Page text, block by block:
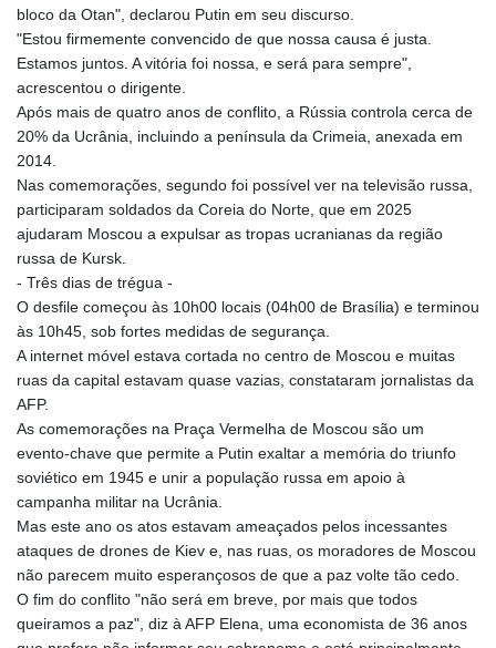
bloco da Otan", declarou Putin em seu discurso.
"Estou firmemente convencido de que nossa causa é justa.
Estamos juntos. A vitória foi nossa, e será para sempre",
acrescentou o dirigente.
Após mais de quatro anos de conflito, a Rússia controla cerca de
20% da Ucrânia, incluindo a península da Crimeia, anexada em
2014.
Nas comemorações, segundo foi possível ver na televisão russa,
participaram soldados da Coreia do Norte, que em 2025
ajudaram Moscou a expulsar as tropas ucranianas da região
russa de Kursk.
- Três dias de trégua -
O desfile começou às 10h00 locais (04h00 de Brasília) e terminou
às 10h45, sob fortes medidas de segurança.
A internet móvel estava cortada no centro de Moscou e muitas
ruas da capital estavam quase vazias, constataram jornalistas da
AFP.
As comemorações na Praça Vermelha de Moscou são um
evento-chave que permite a Putin exaltar a memória do triunfo
soviético em 1945 e unir a população russa em apoio à
campanha militar na Ucrânia.
Mas este ano os atos estavam ameaçados pelos incessantes
ataques de drones de Kiev e, nas ruas, os moradores de Moscou
não parecem muito esperançosos de que a paz volte tão cedo.
O fim do conflito "não será em breve, por mais que todos
queiramos a paz", diz à AFP Elena, uma economista de 36 anos